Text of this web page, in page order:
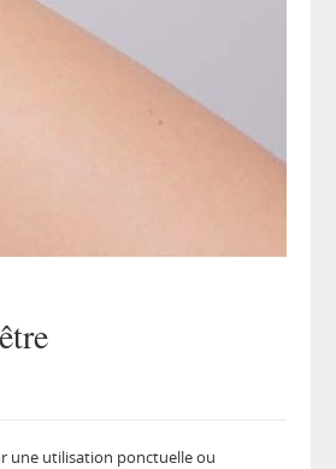
une utilisation ponctuelle ou